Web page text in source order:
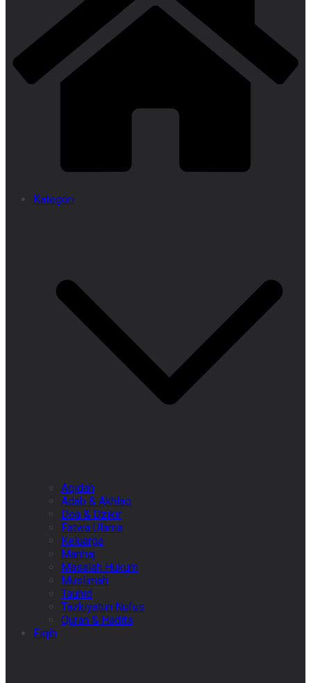
Kategori
Aqidah
Adab & Akhlaq
Doa & Dzikir
Fatwa Ulama
Keluarga
Manhaj
Masalah Hukum
Muslimah
Tauhid
Tazkiyatun Nufus
Quran & Hadits
Fiqih